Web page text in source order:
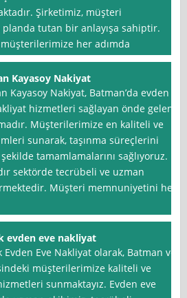
Şirketimiz, müşteri
tutan bir anlayışa sahiptir.
her adımda
Kayasoy Nakiyat
Kayasoy Nakiyat, Batman’da evden
hizmetleri sağlayan önde gelen
Müşterilerimize en kaliteli ve
sunarak, taşınma süreçlerini
tamamlamalarını sağlıyoruz.
sektörde tecrübeli ve uzman
Müşteri memnuniyetini her
evden eve nakliyat
Evden Eve Nakliyat olarak, Batman ve
müşterilerimize kaliteli ve
sunmaktayız. Evden eve